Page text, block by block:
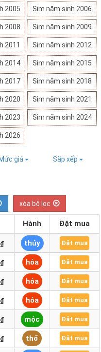
2005 Sim năm sinh 2006
2008 Sim năm sinh 2009
2011 Sim năm sinh 2012
2014 Sim năm sinh 2015
2017 Sim năm sinh 2018
2020 Sim năm sinh 2021
2023 Sim năm sinh 2024
2026
Mức giá Sắp xếp
xóa bộ lọc
Hành Đặt mua
thủy Đặt mua
hỏa Đặt mua
hỏa Đặt mua
hỏa Đặt mua
mộc Đặt mua
thổ Đặt mua